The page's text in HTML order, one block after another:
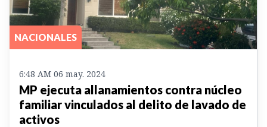
NACIONALES
6:48 AM 06 may. 2024
MP ejecuta allanamientos contra núcleo
familiar vinculados al delito de lavado de
activos